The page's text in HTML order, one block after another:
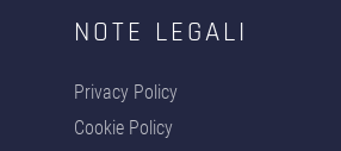
NOTE LEGALI
Privacy Policy
Cookie Policy